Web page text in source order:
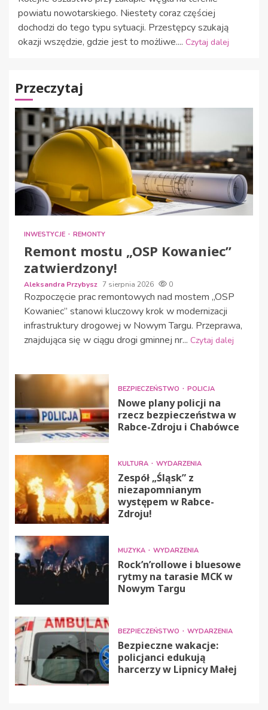
powiatu nowotarskiego. Niestety coraz częściej
dochodzi do tego typu sytuacji. Przestępcy szukają
okazji wszędzie, gdzie jest to możliwe.... Czytaj dalej
Przeczytaj
INWESTYCJE REMONTY
Remont mostu „OSP Kowaniec”
zatwierdzony!
Aleksandra Przybysz 7 sierpnia 2026 0
Rozpoczęcie prac remontowych nad mostem „OSP
Kowaniec” stanowi kluczowy krok w modernizacji
infrastruktury drogowej w Nowym Targu. Przeprawa,
znajdująca się w ciągu drogi gminnej nr... Czytaj dalej
BEZPIECZEŃSTWO POLICJA
Nowe plany policji na
rzecz bezpieczeństwa w
Rabce-Zdroju i Chabówce
KULTURA WYDARZENIA
Zespół „Śląsk” z
niezapomnianym
występem w Rabce-
Zdroju!
MUZYKA WYDARZENIA
Rock’n’rollowe i bluesowe
rytmy na tarasie MCK w
Nowym Targu
BEZPIECZEŃSTWO WYDARZENIA
Bezpieczne wakacje:
policjanci edukują
harcerzy w Lipnicy Małej